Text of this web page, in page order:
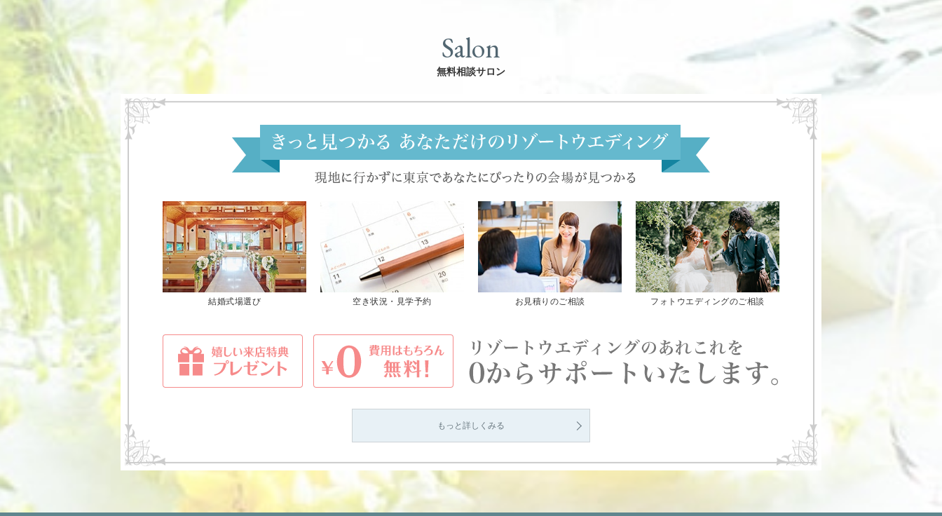
Salon
無料相談サロン
結婚式場選び 空き状況・見学予約 お見積りのご相談 フォトウエディングのご相談
もっと詳しくみる